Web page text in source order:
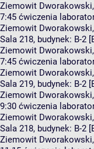
Ziemowit
7:45 ćwiczenia
Ziemowit Dworakowski,
Sala 218, budynek: B-2
Ziemowit
7:45 ćwiczenia
Ziemowit Dworakowski,
Sala 219, budynek: B-2
Ziemowit
9:30 ćwiczenia
Ziemowit Dworakowski,
Sala 218, budynek: B-2
Ziemowit